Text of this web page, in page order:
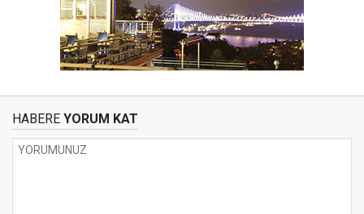
HABERE YORUM KAT